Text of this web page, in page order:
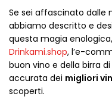
Se sei affascinato dalle
abbiamo descritto e
questa magia
Drinkami.shop, l’e-
buon vino e della birra
accurata dei migliori
scoperti.